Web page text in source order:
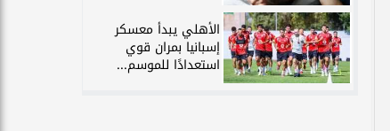
الأهلي يبدأ معسكر
إسبانيا بمران قوي
استعدادًا للموسم...